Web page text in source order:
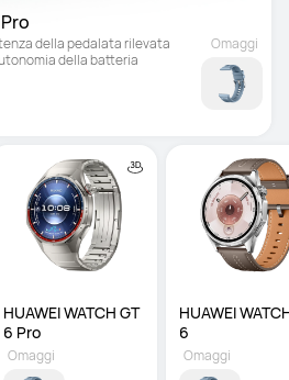
della pedalata rilevata
della batteria
Omaggi
HUAWEI WATCH GT
Omaggi
HUAWEI
6
Omaggi